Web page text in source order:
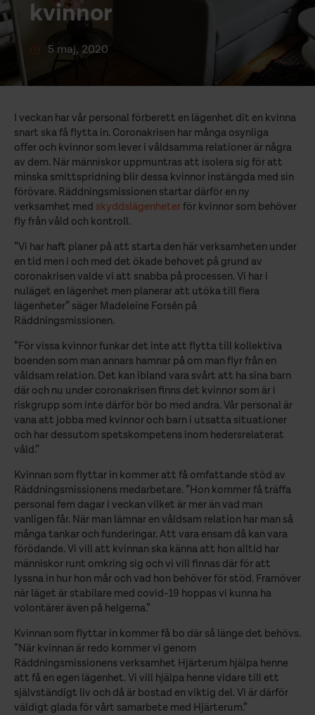
kvinnor
5 maj, 2020
I veckan har vår personal förberett en lägenhet dit en kvinna
snart ska få flytta in. Coronakrisen har många osynliga
offer och kvinnor som lever i våldsamma relationer är några
av dem. När människor uppmuntras att isolera sig för att
minska smittspridning blir dessa kvinnor instängda med sin
förövare. Räddningsmissionen startar därför en ny
verksamhet med skyddslägenheter för kvinnor som behöver
fly från våld och kontroll.
”Vi har haft planer på att starta den här verksamheten under
en tid men i och med det ökade behovet på grund av
coronakrisen valde vi att snabba på processen. Vi har i
nuläget en lägenhet men planerar att utöka till flera
lägenheter” säger Madeleine Forsén på
Räddningsmissionen.
”För vissa kvinnor funkar det inte att flytta till kollektiva
boenden som man annars hamnar på om man flyr från en
våldsam relation. Det kan ibland vara svårt att ha sina barn
där och nu under coronakrisen finns det kvinnor som är i
riskgrupp som inte därför bör bo med andra. Vår personal är
vana att jobba med kvinnor och barn i utsatta situationer
och har dessutom spetskompetens inom hedersrelaterat
våld.”
Kvinnan som flyttar in kommer att få omfattande stöd av
Räddningsmissionens medarbetare. ”Hon kommer få träffa
personal fem dagar i veckan vilket är mer än vad man
vanligen får. När man lämnar en våldsam relation har man så
många tankar och funderingar. Att vara ensam då kan vara
förödande. Vi vill att kvinnan ska känna att hon alltid har
människor runt omkring sig och vi vill finnas där för att
lyssna in hur hon mår och vad hon behöver för stöd. Framöver
när läget är stabilare med covid-19 hoppas vi kunna ha
volontärer även på helgerna.”
Kvinnan som flyttar in kommer få bo där så länge det behövs.
”När kvinnan är redo kommer vi genom
Räddningsmissionens verksamhet Hjärterum hjälpa henne
att få en egen lägenhet. Vi vill hjälpa henne vidare till ett
självständigt liv och då är bostad en viktig del. Vi är därför
väldigt glada för vårt samarbete med Hjärterum.”